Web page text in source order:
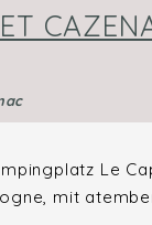
Le
mit